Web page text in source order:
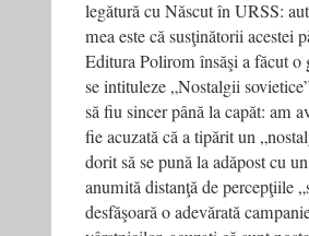
legătură cu Născut în URSS:
mea este că susţinătorii acestei
Editura Polirom însăşi a făcut o
se intituleze „Nostalgii
să fiu sincer până la capăt: am
fie acuzată că a tipărit un
dorit să se pună la adăpost cu
anumită distanţă de percepţiile
desfăşoară o adevărată